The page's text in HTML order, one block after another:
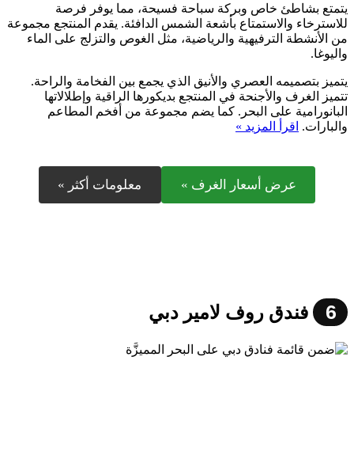
يتمتع بشاطئ خاص وبركة سباحة فسيحة، مما يوفر فرصة
للاسترخاء والاستمتاع بأشعة الشمس الدافئة. يقدم المنتجع مجموعة
من الأنشطة الترفيهية والرياضية، مثل الغوص والتزلج على الماء
واليوغا.
يتميز بتصميمه العصري والأنيق الذي يجمع بين الفخامة والراحة.
تتميز الغرف والأجنحة في المنتجع بديكورها الراقية وإطلالاتها
البانورامية على البحر. كما يضم مجموعة من أفخم المطاعم
والبارات. اقرأ المزيد »
عرض أسعار الغرف » معلومات أكثر »
6 فندق روف لامير دبي